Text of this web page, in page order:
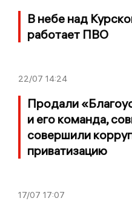
В небе над
работает ПВО
22/07 14:24
Продали
и его команда,
совершили
приватизацию
17/07 17:07